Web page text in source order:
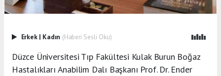
Erkek | Kadın (Haberi Sesli Oku)
Düzce Üniversitesi Tıp Fakültesi Kulak Burun Boğaz
Hastalıkları Anabilim Dalı Başkanı Prof. Dr. Ender